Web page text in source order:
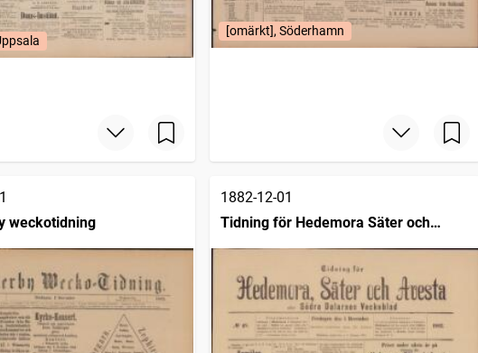
[omärkt], Söderhamn
weckotidning
1882-12-01
Tidning för Hedemora Säter och
Avesta eller södra Dalarnes